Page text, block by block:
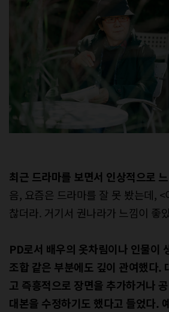
최근 드라마를 보면서 인상적으로
음, 요즘은 드라마를 잘 못 봤는데,
찮더라. 거기서 권나라가 느낌이 좋
PD로서 배우의 옷차림이나 인물이
조합 같은 부분에도 깊이 관여했다.
고 즉흥적으로 장면을 추가하거나
대본을 수정하기도 했다고 들었다.